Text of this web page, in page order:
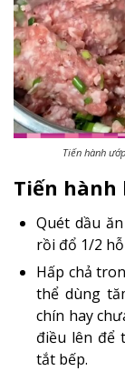
Tiến hành
Tiến hành
Quét dầu
rồi đổ 1/2
Hấp chả
thể dùng
chín hay
điều lên để
tắt bếp.